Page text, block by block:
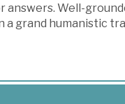
answers. Well-
a grand humanistic